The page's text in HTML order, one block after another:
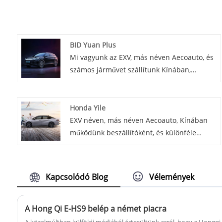
BID Yuan Plus
Mi vagyunk az EXV, más néven Aecoauto, és
számos járművet szállítunk Kínában,
továbbfejlesztett változata, amely több
funkciót és jobb teljesítményt biztosít.
Olyan fogyasztók számára alkalmas, akiknek
Honda Yile
EXV néven, más néven Aecoauto, Kínában
működünk beszállítóként, és különféle
piacra dobott, teljesen elektromos kompakt
autó, a Honda Yile jó piaci
versenyképességet mutat hatótávolság, ár
és teljesítmény tekintetében.
Kapcsolódó Blog Vélemények
A Hong Qi E-HS9 belép a német piacra